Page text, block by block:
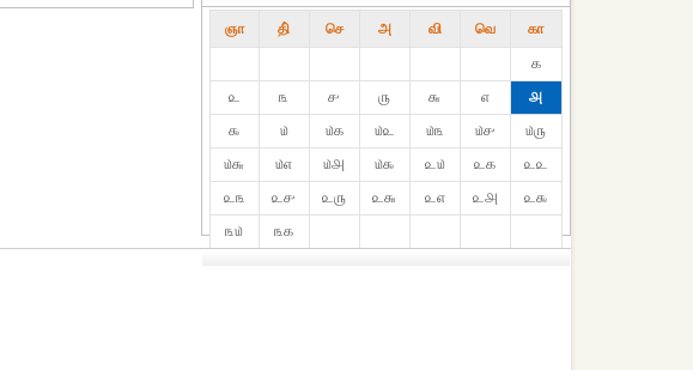
ஞா தி் செ அ வி வெ கா
௧
௨
௩ ௪ ௫ ௬ ௭
௮
௯
௰ ௰௧ ௰௨ ௰௩ ௰௪
௰௫
௰௬
௰௭ ௰௮ ௰௯ ௨௰ ௨௧
௨௨
௨௩
௨௪ ௨௫ ௨௬ ௨௭ ௨௮
௨௯
௩௰
௩௧